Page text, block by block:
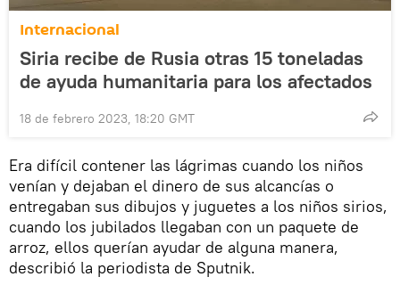
Internacional
Siria recibe de Rusia otras 15 toneladas
de ayuda humanitaria para los afectados
18 de febrero 2023, 18:20 GMT
Era difícil contener las lágrimas cuando los niños
venían y dejaban el dinero de sus alcancías o
entregaban sus dibujos y juguetes a los niños sirios,
cuando los jubilados llegaban con un paquete de
arroz, ellos querían ayudar de alguna manera,
describió la periodista de Sputnik.